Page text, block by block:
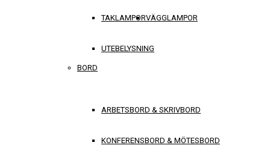
TAKLAMPORVÄGGLAMPOR
UTEBELYSNING
BORD
ARBETSBORD & SKRIVBORD
KONFERENSBORD & MÖTESBORD